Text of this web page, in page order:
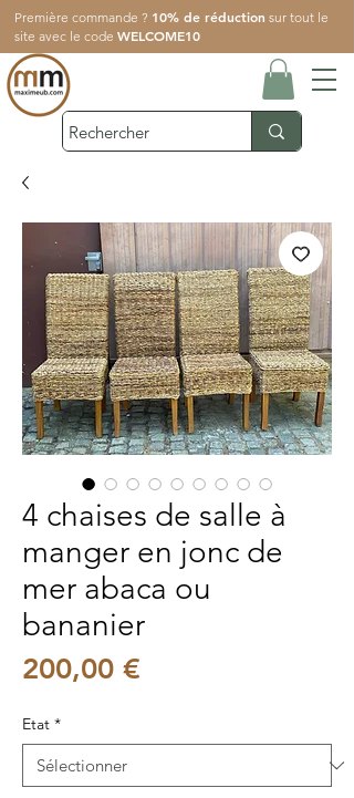
Première commande ? 10% de réduction sur tout le
site avec le code WELCOME10
4 chaises de salle à
manger en jonc de
mer abaca ou
bananier
200,00 €
Etat *